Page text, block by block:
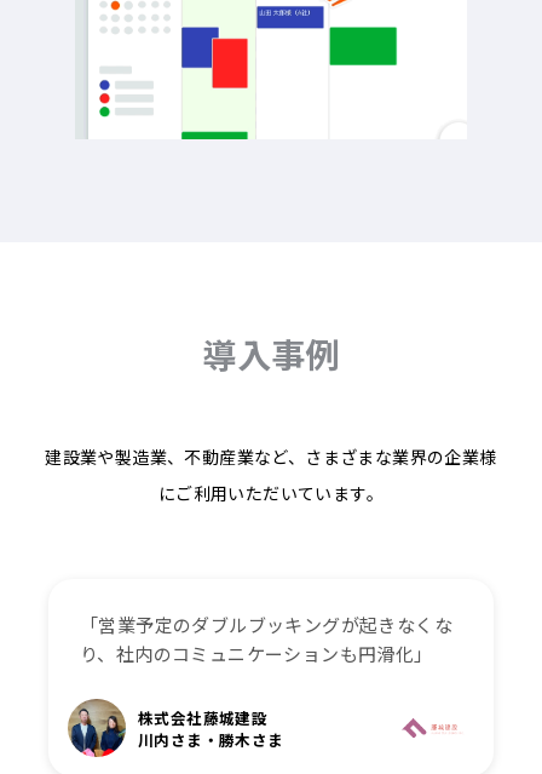
導入事例
建設業や製造業、不動産業など、さまざまな業界の企業様
にご利用いただいています。
「営業予定のダブルブッキングが起きなくな
り、社内のコミュニケーションも円滑化」
株式会社藤城建設
川内さま・勝木さま